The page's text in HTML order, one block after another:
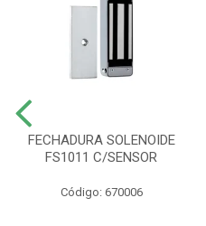
FECHADURA SOLENOIDE
FS1011 C/SENSOR
Código: 670006